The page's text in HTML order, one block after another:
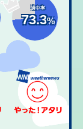
適中率
73.3%